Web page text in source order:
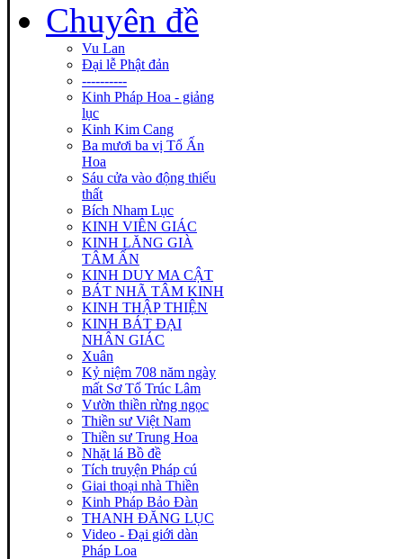
Chuyên đề
Vu Lan
Đại lễ Phật đản
----------
Kinh Pháp Hoa - giảng
lục
Kinh Kim Cang
Ba mươi ba vị Tổ Ấn
Hoa
Sáu cửa vào động thiếu
thất
Bích Nham Lục
KINH VIÊN GIÁC
KINH LĂNG GIÀ
TÂM ẤN
KINH DUY MA CẬT
BÁT NHÃ TÂM KINH
KINH THẬP THIỆN
KINH BÁT ĐẠI
NHÂN GIÁC
Xuân
Kỷ niệm 708 năm ngày
mất Sơ Tổ Trúc Lâm
Vườn thiền rừng ngọc
Thiền sư Việt Nam
Thiền sư Trung Hoa
Nhặt lá Bồ đề
Tích truyện Pháp cú
Giai thoại nhà Thiền
Kinh Pháp Bảo Đàn
THANH ĐĂNG LỤC
Video - Đại giới dàn
Pháp Loa